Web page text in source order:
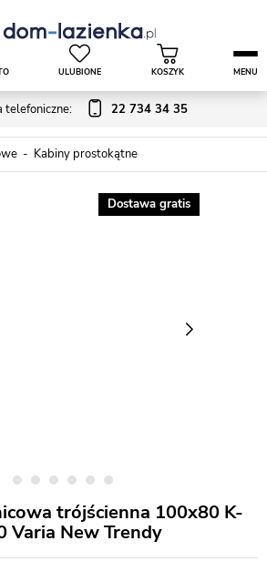
telefoniczne: 22 734 34 35
ULUBIONE KOSZYK MENU
Kabiny prostokątne
Dostawa gratis
trójścienna 100x80 K-
Varia New Trendy